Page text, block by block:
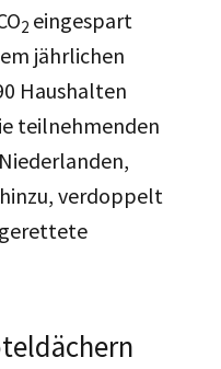
2 eingespart
jährlichen
Haushalten
teilnehmenden
verdoppelt
gerettete